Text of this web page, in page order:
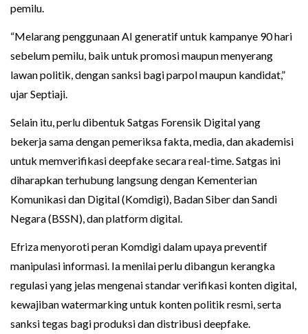
pemilu.
“Melarang penggunaan AI generatif untuk kampanye 90 hari
sebelum pemilu, baik untuk promosi maupun menyerang
lawan politik, dengan sanksi bagi parpol maupun kandidat,”
ujar Septiaji.
Selain itu, perlu dibentuk Satgas Forensik Digital yang
bekerja sama dengan pemeriksa fakta, media, dan akademisi
untuk memverifikasi deepfake secara real-time. Satgas ini
diharapkan terhubung langsung dengan Kementerian
Komunikasi dan Digital (Komdigi), Badan Siber dan Sandi
Negara (BSSN), dan platform digital.
Efriza menyoroti peran Komdigi dalam upaya preventif
manipulasi informasi. Ia menilai perlu dibangun kerangka
regulasi yang jelas mengenai standar verifikasi konten digital,
kewajiban watermarking untuk konten politik resmi, serta
sanksi tegas bagi produksi dan distribusi deepfake.